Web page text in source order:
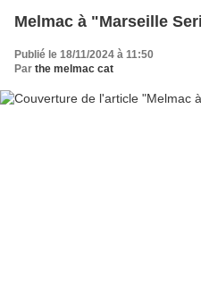
Melmac à "Marseille
Publié le 18/11/2024 à 11:50
Par the melmac cat